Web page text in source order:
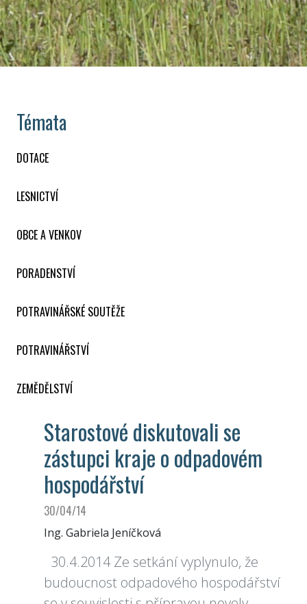
Témata
DOTACE
LESNICTVÍ
OBCE A VENKOV
PORADENSTVÍ
POTRAVINÁŘSKÉ SOUTĚŽE
POTRAVINÁŘSTVÍ
ZEMĚDĚLSTVÍ
Starostové diskutovali se
zástupci kraje o odpadovém
hospodářství
30/04/14
Ing. Gabriela Jeníčková
30.4.2014 Ze setkání vyplynulo, že
budoucnost odpadového hospodářství